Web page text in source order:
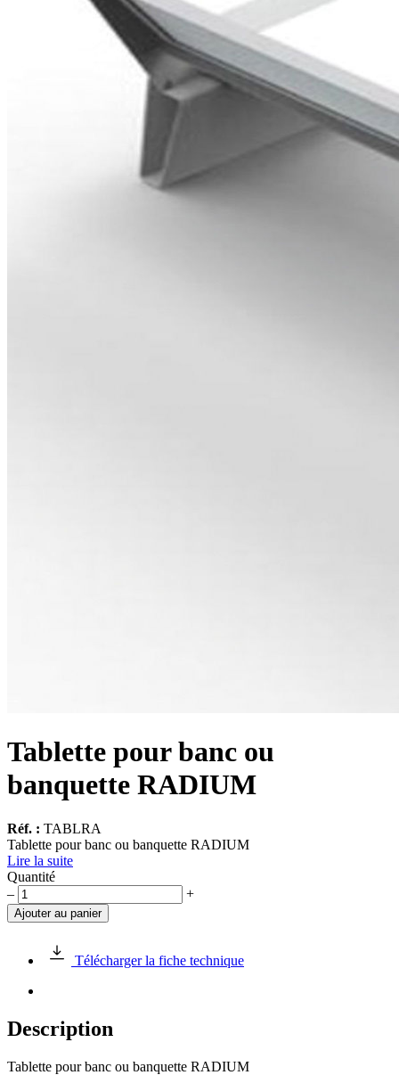
Tablette pour banc ou
banquette RADIUM
Réf. : TABLRA
Tablette pour banc ou banquette RADIUM
Lire la suite
Quantité
quantité
de
Tablette
banc
banquette
– +
Ajouter au panier
Télécharger la fiche technique
Description
Tablette pour banc ou banquette RADIUM